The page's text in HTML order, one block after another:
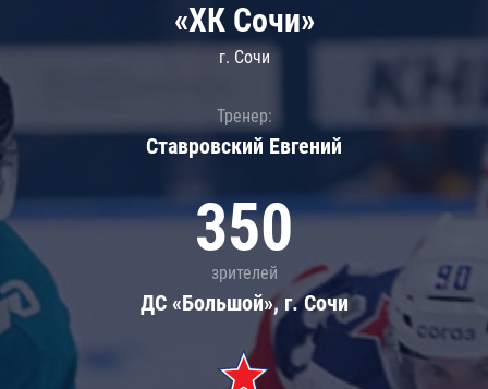
«ХК Сочи»
г. Сочи
Тренер:
Ставровский Евгений
350
зрителей
ДС «Большой», г. Сочи